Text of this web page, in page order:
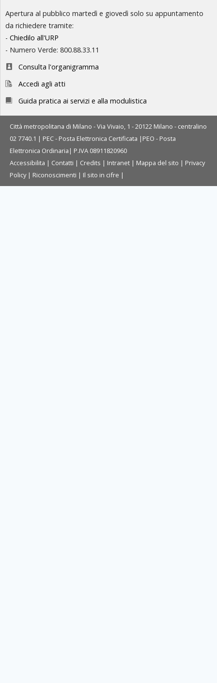
Apertura al pubblico martedì e giovedì solo su appuntamento
da richiedere tramite:
- Chiedilo all'URP
- Numero Verde: 800.88.33.11
Consulta l'organigramma
Accedi agli atti
Guida pratica ai servizi e alla modulistica
Città metropolitana di Milano - Via Vivaio, 1 - 20122 Milano - centralino
02 7740.1 | PEC - Posta Elettronica Certificata | PEO - Posta
Elettronica Ordinaria | P.IVA 08911820960
Accessibilita | Contatti | Credits | Intranet | Mappa del sito | Privacy
Policy| Riconoscimenti | Il sito in cifre |